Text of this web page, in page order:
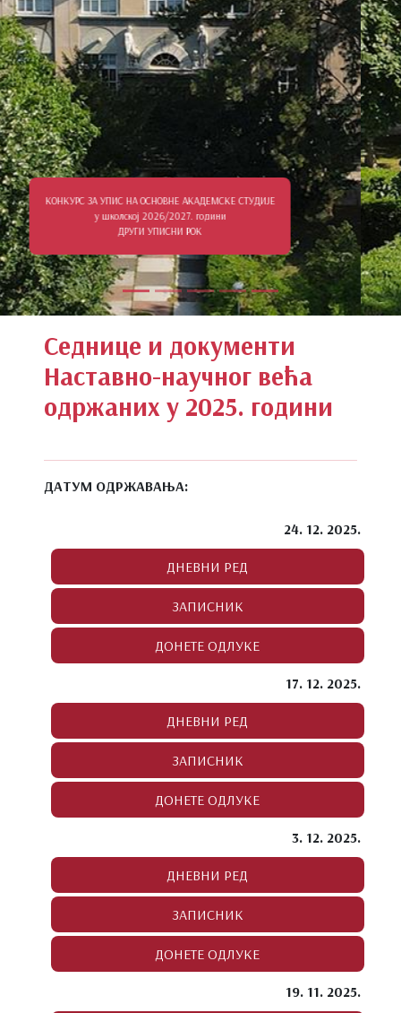
КОНКУРС ЗА УПИС НА КРАТКИ ПРОГРАМ СТУДИЈА
“Руковалац дивљим животињама у специфичним условима“
Седнице и документи
Наставно-научног већа
одржаних у 2025. години
ДАТУМ ОДРЖАВАЊА:
24. 12. 2025.
17. 12. 2025.
3. 12. 2025.
19. 11. 2025.